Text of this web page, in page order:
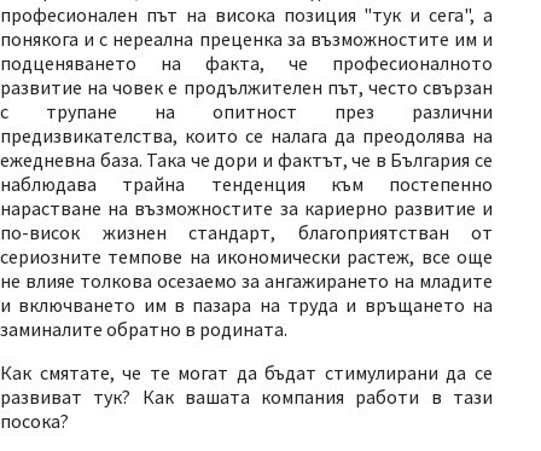
професионален път на висока позиция "тук и сега", а
понякога и с нереална преценка за възможностите им и
подценяването на факта, че професионалното
развитие на човек е продължителен път, често свързан
с трупане на опитност през различни
предизвикателства, които се налага да преодолява на
ежедневна база. Така че дори и фактът, че в България се
наблюдава трайна тенденция към постепенно
нарастване на възможностите за кариерно развитие и
по-висок жизнен стандарт, благоприятстван от
сериозните темпове на икономически растеж, все още
не влияе толкова осезаемо за ангажирането на младите
и включването им в пазара на труда и връщането на
заминалите обратно в родината.
Как смятате, че те могат да бъдат стимулирани да се
развиват тук? Как вашата компания работи в тази
посока?